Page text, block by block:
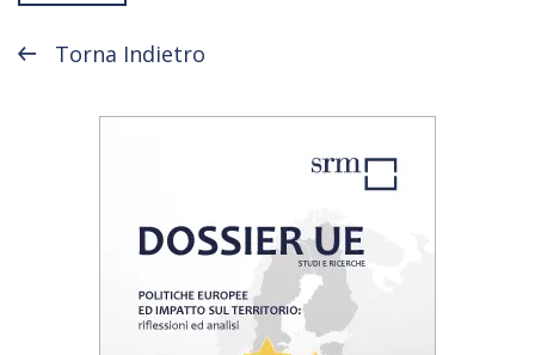
Torna Indietro